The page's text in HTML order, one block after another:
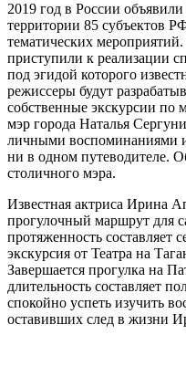
2019 год в России
территории 85 субъектов
тематических
приступили к реализации
под эгидой которого
режиссеры будут
собственные экскурсии по
мэр города Наталья
личными воспоминаниями
ни в одном путеводителе.
столичного мэра.
Известная актриса Ирина
прогулочный маршрут для
протяженность составляет
экскурсия от Театра на
Завершается прогулка на
длительность составляет
спокойно успеть изучить
оставивших след в жизни